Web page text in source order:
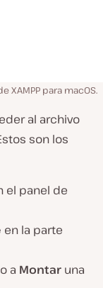
XAMPP para macOS.
al archivo
son los
el panel de
en la parte
a Montar una